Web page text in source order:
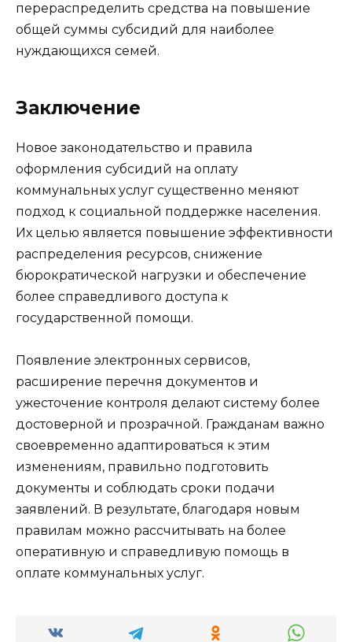
перераспределить средства на повышение
общей суммы субсидий для наиболее
нуждающихся семей.
Заключение
Новое законодательство и правила
оформления субсидий на оплату
коммунальных услуг существенно меняют
подход к социальной поддержке населения.
Их целью является повышение эффективности
распределения ресурсов, снижение
бюрократической нагрузки и обеспечение
более справедливого доступа к
государственной помощи.
Появление электронных сервисов,
расширение перечня документов и
ужесточение контроля делают систему более
достоверной и прозрачной. Гражданам важно
своевременно адаптироваться к этим
изменениям, правильно подготовить
документы и соблюдать сроки подачи
заявлений. В результате, благодаря новым
правилам можно рассчитывать на более
оперативную и справедливую помощь в
оплате коммунальных услуг.